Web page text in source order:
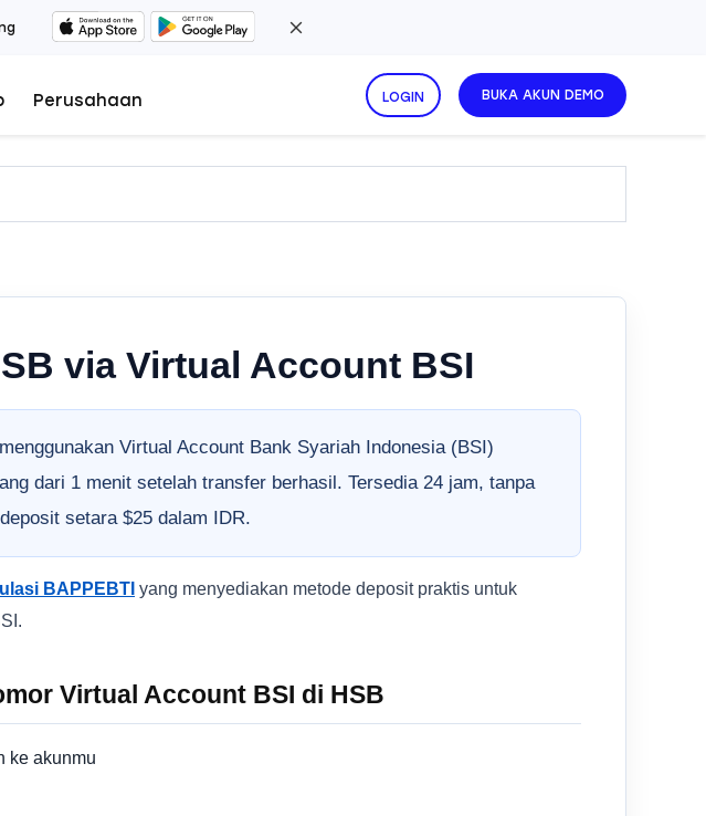
Perusahaan LOGIN BUKA AKUN DEMO
via Virtual Account BSI
Virtual Account Bank Syariah Indonesia (BSI)
dari 1 menit setelah transfer berhasil. Tersedia 24 jam, tanpa
setara $25 dalam IDR.
BAPPEBTI yang menyediakan metode deposit praktis untuk
Virtual Account BSI di HSB
ke akunmu